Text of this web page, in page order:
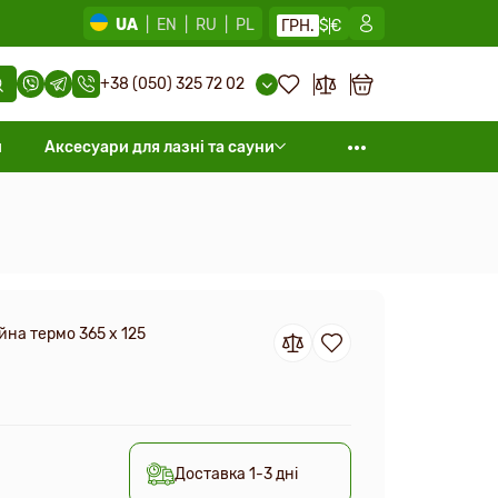
UA EN RU PL ГРН. $€
+38 (050) 325 72 02
Аксесуари для лазні та сауни
термо 365 x 125
Доставка 1-3 дні